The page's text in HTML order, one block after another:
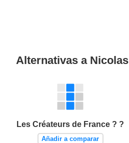
Alternativas a Nicolas
Les Créateurs de France ? ?
Añadir a comparar